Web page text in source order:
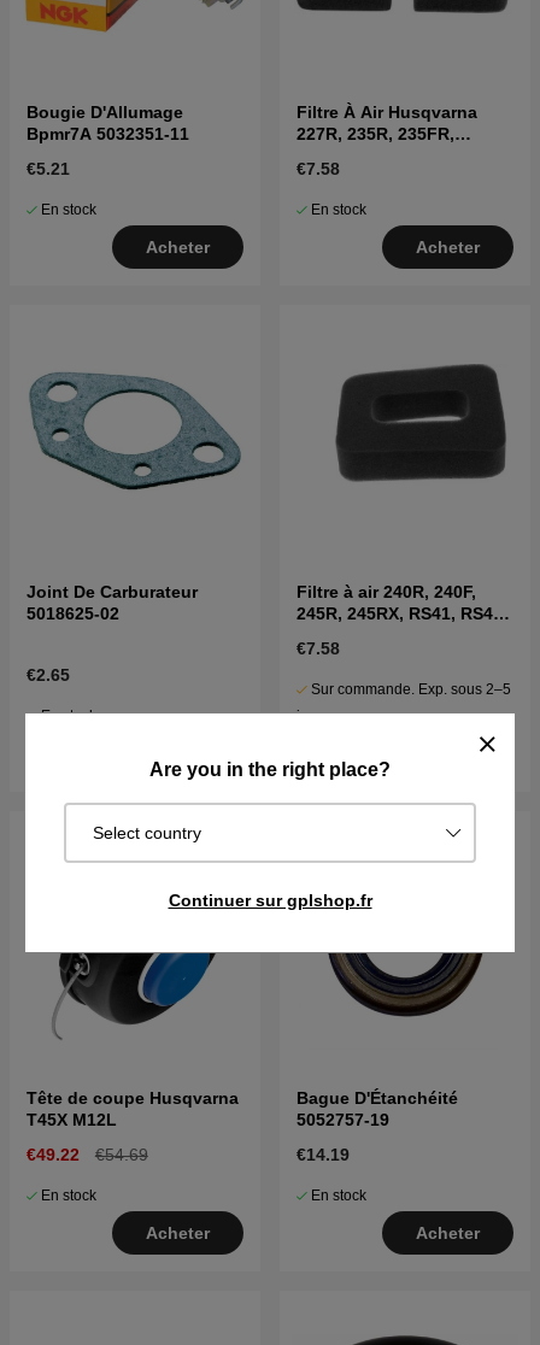
Are you in the right place?
Select country
Continuer sur gplshop.fr
Bougie D'Allumage
Bpmr7A 5032351-11
€5.21
En stock
Acheter
Filtre À Air Husqvarna
227R, 235R, 235FR,
€7.58
En stock
Acheter
Joint De Carburateur
5018625-02
€2.65
En stock
Filtre à air 240R, 240F,
245R, 245RX, RS41, RS44,
€7.58
Sur commande. Exp. sous 2–5
j
Acheter
Tête de coupe Husqvarna
T45X M12L
€49.22
€54.69
En stock
Acheter
Bague D'Étanchéité
5052757-19
€14.19
En stock
Acheter